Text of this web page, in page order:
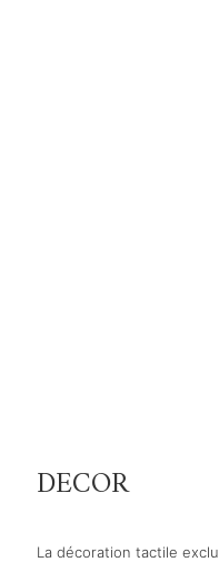
DECOR
La décoration tactile